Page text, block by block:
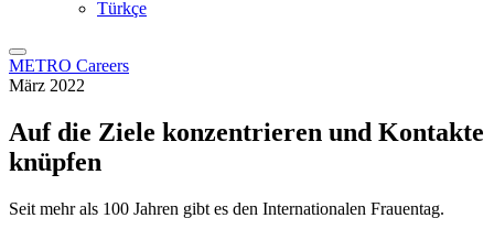
Türkçe
METRO Careers
März 2022
Auf die Ziele konzentrieren und Kontakte
knüpfen
Seit mehr als 100 Jahren gibt es den Internationalen Frauentag.